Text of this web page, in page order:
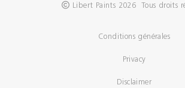
Libert Paints 2026 Tous droits
Conditions générales
Privacy
Disclaimer